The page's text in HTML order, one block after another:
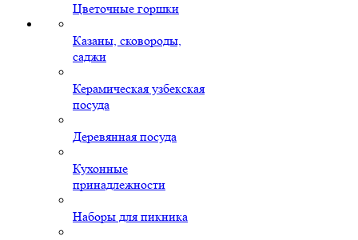
Цветочные горшки
Казаны, сковороды,
саджи
Керамическая узбекская
посуда
Деревянная посуда
Кухонные
принадлежности
Наборы для пикника